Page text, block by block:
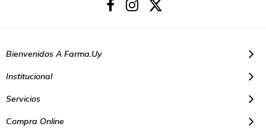
Bienvenidos A Farma.uy
Institucional
Servicios
Compra Online